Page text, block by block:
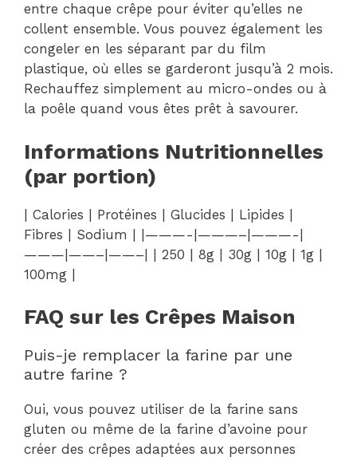
entre chaque crêpe pour éviter qu’elles ne
collent ensemble. Vous pouvez également les
congeler en les séparant par du film
plastique, où elles se garderont jusqu’à 2 mois.
Rechauffez simplement au micro-ondes ou à
la poêle quand vous êtes prêt à savourer.
Informations Nutritionnelles
(par portion)
| Calories | Protéines | Glucides | Lipides |
Fibres | Sodium | |———-|———–|———-|
———|——–|——–| | 250 | 8g | 30g | 10g | 1g |
100mg |
FAQ sur les Crêpes Maison
Puis-je remplacer la farine par une
autre farine ?
Oui, vous pouvez utiliser de la farine sans
gluten ou même de la farine d’avoine pour
créer des crêpes adaptées aux personnes